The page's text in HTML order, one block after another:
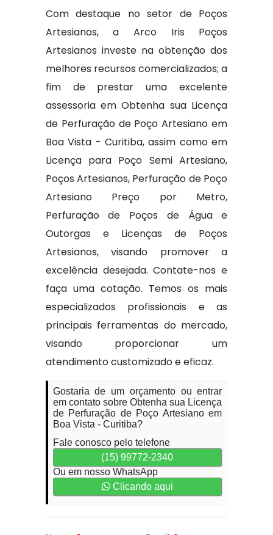
Com destaque no setor de Poços
Artesianos, a Arco Iris Poços
Artesianos investe na obtenção dos
melhores recursos comercializados; a
fim de prestar uma excelente
assessoria em Obtenha sua Licença
de Perfuração de Poço Artesiano em
Boa Vista - Curitiba, assim como em
Licença para Poço Semi Artesiano,
Poços Artesianos, Perfuração de Poço
Artesiano Preço por Metro,
Perfuração de Poços de Água e
Outorgas e Licenças de Poços
Artesianos, visando promover a
excelência desejada. Contate-nos e
faça uma cotação. Temos os mais
especializados profissionais e as
principais ferramentas do mercado,
visando proporcionar um
atendimento customizado e eficaz.
Gostaria de um orçamento ou entrar
em contato sobre Obtenha sua Licença
de Perfuração de Poço Artesiano em
Boa Vista - Curitiba?
Fale conosco pelo telefone
(15) 99772-2340
Ou em nosso WhatsApp
Clicando aqui